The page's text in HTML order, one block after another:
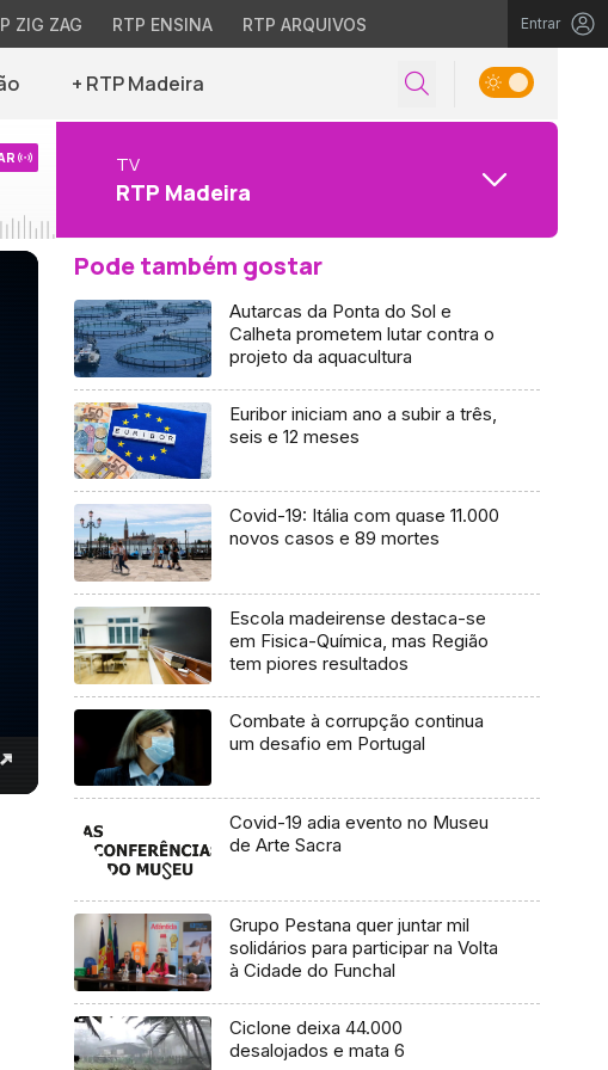
ZIG ZAG RTP ENSINA RTP ARQUIVOS Entrar
+ RTP Madeira
TV
RTP Madeira
Pode também gostar
Autarcas da Ponta do Sol e
Calheta prometem lutar contra o
projeto da aquacultura
Euribor iniciam ano a subir a três,
seis e 12 meses
Covid-19: Itália com quase 11.000
novos casos e 89 mortes
Escola madeirense destaca-se
em Fisica-Química, mas Região
tem piores resultados
Combate à corrupção continua
um desafio em Portugal
Covid-19 adia evento no Museu
de Arte Sacra
Grupo Pestana quer juntar mil
solidários para participar na Volta
à Cidade do Funchal
Ciclone deixa 44.000
desalojados e mata 6